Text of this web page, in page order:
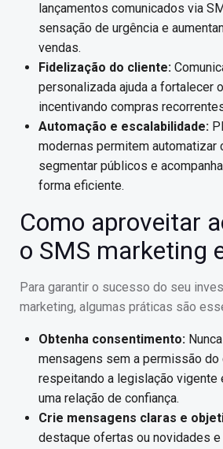
lançamentos comunicados via
sensação de urgência e
vendas.
Fidelização do cliente:
personalizada ajuda a fortalecer
incentivando compras
Automação e escalabilidade:
modernas permitem automatizar
segmentar públicos e
forma eficiente.
Como aproveitar
o SMS marketing
Para garantir o sucesso do seu
marketing, algumas práticas são
Obtenha consentimento:
mensagens sem a permissão do
respeitando a legislação vigente
uma relação de confiança.
Crie mensagens claras e
destaque ofertas ou novidades e